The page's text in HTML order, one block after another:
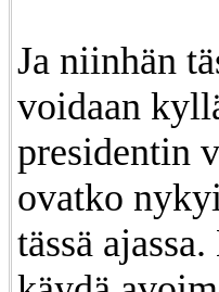
Ja niinhän
voidaan
presidentin
ovatko
tässä